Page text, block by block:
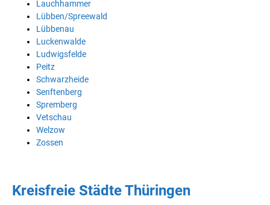
Lauchhammer
Lübben/Spreewald
Lübbenau
Luckenwalde
Ludwigsfelde
Peitz
Schwarzheide
Senftenberg
Spremberg
Vetschau
Welzow
Zossen
Kreisfreie Städte Thüringen